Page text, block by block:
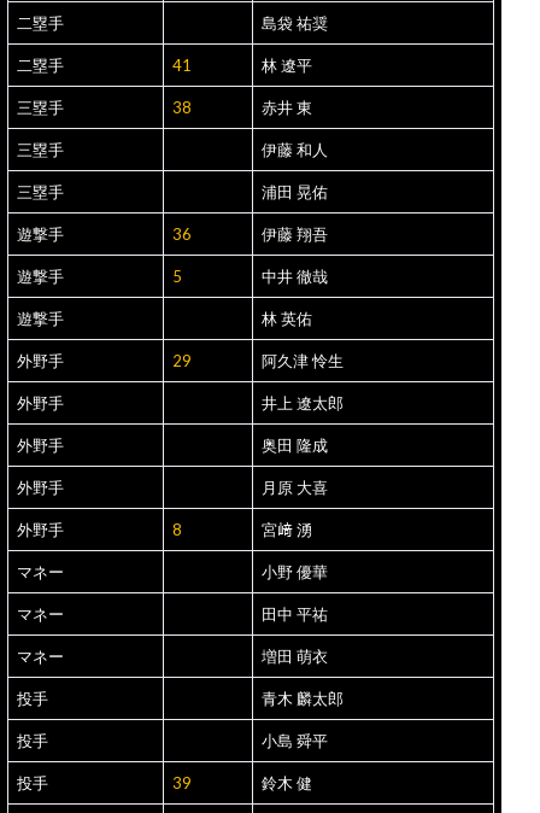
二塁手 島袋 祐奨
二塁手 41 林 遼平
三塁手 38 赤井 東
三塁手 伊藤 和人
三塁手 浦田 晃佑
遊撃手 36 伊藤 翔吾
遊撃手 5 中井 徹哉
遊撃手 林 英佑
外野手 29 阿久津 怜生
外野手 井上 遼太郎
外野手 奥田 隆成
外野手 月原 大喜
外野手 8 宮﨑 湧
マネー 小野 優華
マネー 田中 平祐
マネー 増田 萌衣
投手 青木 麟太郎
投手 小島 舜平
投手 39 鈴木 健